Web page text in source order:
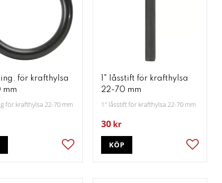
för krafthylsa
mm
för krafthylsa 22-70 mm
Lägg till i favoriter
1" låsstift för krafthylsa
22-70 mm
1" låsstift för krafthylsa 22-70 mm
30 kr
Lägg
KÖP